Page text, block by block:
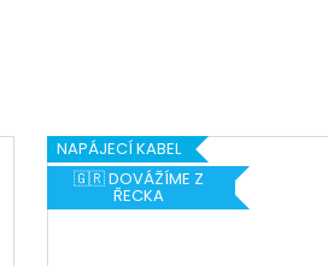
NAPÁJECÍ KABEL
🇬🇷 DOVÁŽÍME Z
ŘECKA